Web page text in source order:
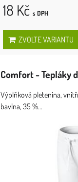
18 Kč s DPH
ZVOLTE VARIANTU
Comfort - Tepláky
Výplňková pletenina,
bavlna, 35 %...